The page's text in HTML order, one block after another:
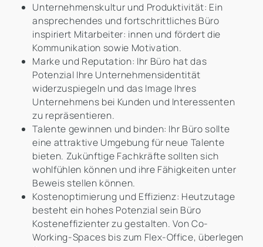
Unternehmenskultur und Produktivität: Ein
ansprechendes und fortschrittliches Büro
inspiriert Mitarbeiter: innen und fördert die
Kommunikation sowie Motivation.
Marke und Reputation: Ihr Büro hat das
Potenzial Ihre Unternehmensidentität
widerzuspiegeln und das Image Ihres
Unternehmens bei Kunden und Interessenten
zu repräsentieren.
Talente gewinnen und binden: Ihr Büro sollte
eine attraktive Umgebung für neue Talente
bieten. Zukünftige Fachkräfte sollten sich
wohlfühlen können und ihre Fähigkeiten unter
Beweis stellen können.
Kostenoptimierung und Effizienz: Heutzutage
besteht ein hohes Potenzial sein Büro
Kosteneffizienter zu gestalten. Von Co-
Working-Spaces bis zum Flex-Office, überlegen